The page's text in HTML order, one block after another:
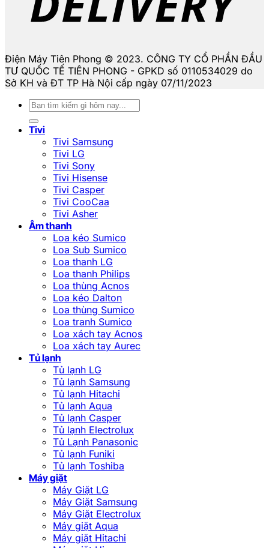
Điện Máy Tiên Phong © 2023. CÔNG TY CỔ PHẦN ĐẦU
TƯ QUỐC TẾ TIÊN PHONG - GPKD số 0110534029 do
Sở KH và ĐT TP Hà Nội cấp ngày 07/11/2023
Tìm
kiếm:
Tivi
Tivi Samsung
Tivi LG
Tivi Sony
Tivi Hisense
Tivi Casper
Tivi CooCaa
Tivi Asher
Âm thanh
Loa kéo Sumico
Loa Sub Sumico
Loa thanh LG
Loa thanh Philips
Loa thùng Acnos
Loa kéo Dalton
Loa thùng Sumico
Loa tranh Sumico
Loa xách tay Acnos
Loa xách tay Aurec
Tủ lạnh
Tủ lạnh LG
Tủ lạnh Samsung
Tủ lạnh Hitachi
Tủ lạnh Aqua
Tủ lạnh Casper
Tủ lạnh Electrolux
Tủ Lạnh Panasonic
Tủ lạnh Funiki
Tủ lạnh Toshiba
Máy giặt
Máy Giặt LG
Máy Giặt Samsung
Máy Giặt Electrolux
Máy giặt Aqua
Máy giặt Hitachi